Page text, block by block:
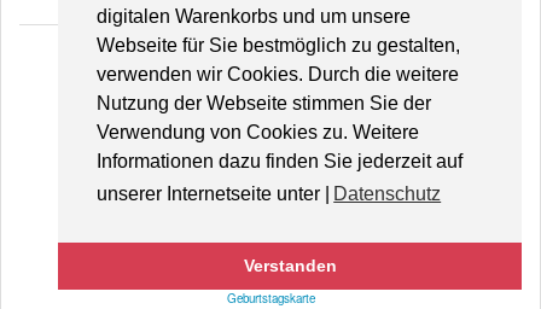
digitalen Warenkorbs und um unsere
Webseite für Sie bestmöglich zu gestalten,
verwenden wir Cookies. Durch die weitere
Nutzung der Webseite stimmen Sie der
Verwendung von Cookies zu. Weitere
Informationen dazu finden Sie jederzeit auf
unserer Internetseite unter |
Datenschutz
Verstanden
Geburtstagskarte